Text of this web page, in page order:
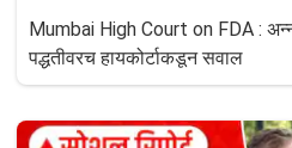
Mumbai High Court on FDA :
पद्धतीवरच हायकोर्टाकडून सवाल